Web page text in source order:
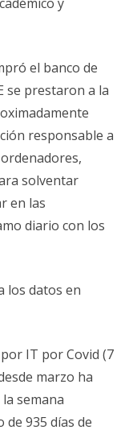
el banco de
se prestaron a la
responsable a
solventar
en las
diario con los
los datos en
IT por Covid (7
marzo ha
semana
de 935 días de